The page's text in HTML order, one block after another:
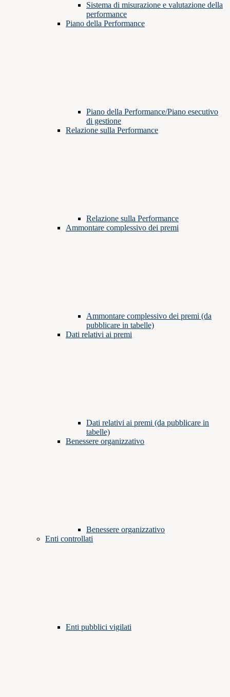
Sistema di misurazione e valutazione della
performance
Piano della Performance
Piano della Performance/Piano esecutivo
di gestione
Relazione sulla Performance
Relazione sulla Performance
Ammontare complessivo dei premi
Ammontare complessivo dei premi (da
pubblicare in tabelle)
Dati relativi ai premi
Dati relativi ai premi (da pubblicare in
tabelle)
Benessere organizzativo
Benessere organizzativo
Enti controllati
Enti pubblici vigilati